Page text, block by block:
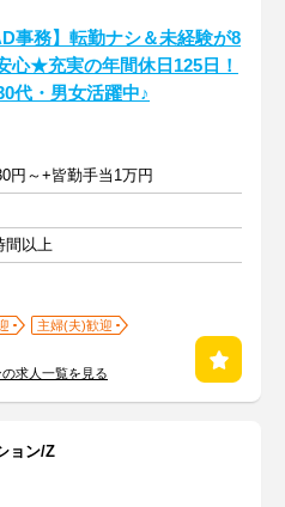
事務】転勤ナシ＆未経験が8
心★充実の年間休日125日！
代・男女活躍中♪
円～+皆勤手当1万円
間以上
主婦(夫)歓迎
求人一覧を見る
ョン/Z